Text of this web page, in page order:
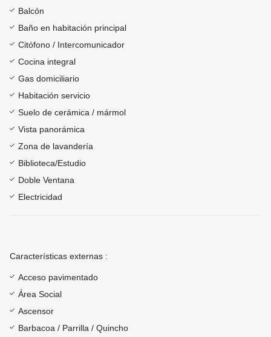
Balcón
Baño en habitación principal
Citófono / Intercomunicador
Cocina integral
Gas domiciliario
Habitación servicio
Suelo de cerámica / mármol
Vista panorámica
Zona de lavandería
Biblioteca/Estudio
Doble Ventana
Electricidad
Características externas :
Acceso pavimentado
Área Social
Ascensor
Barbacoa / Parrilla / Quincho